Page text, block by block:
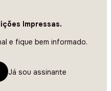
Impressas.
e fique bem informado.
Já sou assinante